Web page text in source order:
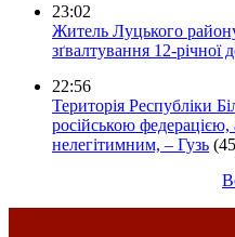
23:02
Житель Луцького
зґвалтування 12-річної
22:56
Територія Республіки
російською
нелегітимним, – Гузь